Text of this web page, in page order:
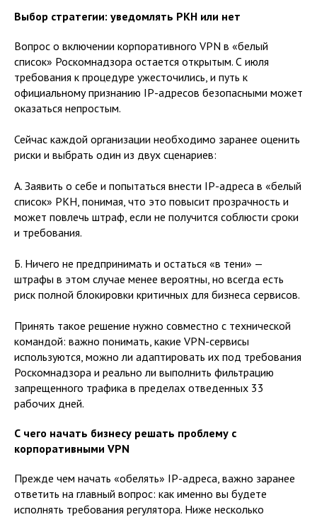
Выбор стратегии: уведомлять РКН или нет
Вопрос о включении корпоративного VPN в «белый
список» Роскомнадзора остается открытым. С июля
требования к процедуре ужесточились, и путь к
официальному признанию IP-адресов безопасными может
оказаться непростым.
Сейчас каждой организации необходимо заранее оценить
риски и выбрать один из двух сценариев:
A. Заявить о себе и попытаться внести IP-адреса в «белый
список» РКН, понимая, что это повысит прозрачность и
может повлечь штраф, если не получится соблюсти сроки
и требования.
Б. Ничего не предпринимать и остаться «в тени» —
штрафы в этом случае менее вероятны, но всегда есть
риск полной блокировки критичных для бизнеса сервисов.
Принять такое решение нужно совместно с технической
командой: важно понимать, какие VPN-сервисы
используются, можно ли адаптировать их под требования
Роскомнадзора и реально ли выполнить фильтрацию
запрещенного трафика в пределах отведенных 33
рабочих дней.
С чего начать бизнесу решать проблему с
корпоративными VPN
Прежде чем начать «обелять» IP-адреса, важно заранее
ответить на главный вопрос: как именно вы будете
исполнять требования регулятора. Ниже несколько